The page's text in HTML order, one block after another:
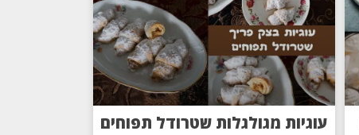
עוגיות מגולגלות שטרודל תפוחים